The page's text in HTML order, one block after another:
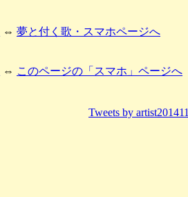
⇔ 夢と付く歌・スマホページへ
⇔ このページの「スマホ」ページへ
Tweets by artist201411